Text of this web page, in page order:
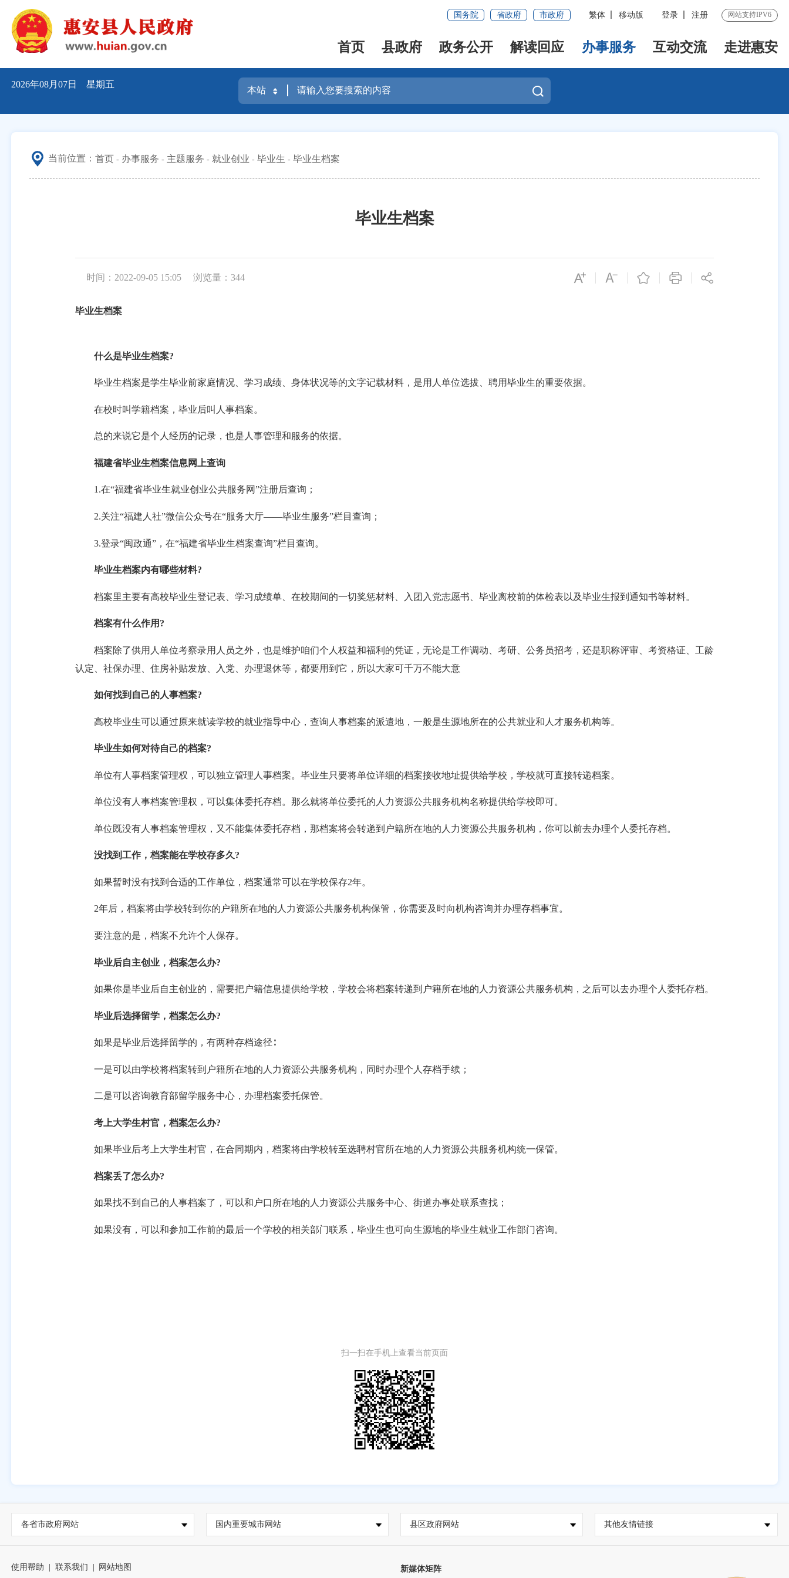
国务院 省政府 市政府 繁体 移动版 登录 注册 网站支持IPV6
首页 县政府 政务公开 解读回应 办事服务 互动交流 走进惠安
2026年08月07日 星期五
当前位置： 首页 办事服务 主题服务 就业创业 毕业生 毕业生档案
毕业生档案
时间：2022-09-05 15:05 浏览量： 344
毕业生档案
什么是毕业生档案?
毕业生档案是学生毕业前家庭情况、学习成绩、身体状况等的文字记载材料，是用人单位选拔、聘用毕业生的重要依据。
在校时叫学籍档案，毕业后叫人事档案。
总的来说它是个人经历的记录，也是人事管理和服务的依据。
福建省毕业生档案信息网上查询
1.在“福建省毕业生就业创业公共服务网”注册后查询；
2.关注“福建人社”微信公众号在“服务大厅——毕业生服务”栏目查询；
3.登录“闽政通”，在“福建省毕业生档案查询”栏目查询。
毕业生档案内有哪些材料?
档案里主要有高校毕业生登记表、学习成绩单、在校期间的一切奖惩材料、入团入党志愿书、毕业离校前的体检表以及毕业生报到通知书等材料。
档案有什么作用 ?
档案除了供用人单位考察录用人员之外，也是维护咱们个人权益和福利的凭证，无论是工作调动、考研、公务员招考，还是职称评审、考资格证、工龄
认定、社保办理、住房补贴发放、入党、办理退休等，都要用到它，所以大家可千万不能大意
如何找到自己的人事档案?
高校毕业生可以通过原来就读学校的就业指导中心，查询人事档案的派遣地，一般是生源地所在的公共就业和人才服务机构等。
毕业生如何对待自己的档案?
单位有人事档案管理权，可以独立管理人事档案。毕业生只要将单位详细的档案接收地址提供给学校，学校就可直接转递档案。
单位没有人事档案管理权，可以集体委托存档。那么就将单位委托的人力资源公共服务机构名称提供给学校即可。
单位既没有人事档案管理权，又不能集体委托存档，那档案将会转递到户籍所在地的人力资源公共服务机构，你可以前去办理个人委托存档。
没找到工作，档案能在学校存多久?
如果暂时没有找到合适的工作单位，档案通常可以在学校保存2年。
2年后，档案将由学校转到你的户籍所在地的人力资源公共服务机构保管，你需要及时向机构咨询并办理存档事宜。
要注意的是，档案不允许个人保存。
毕业后自主创业，档案怎么办?
如果你是毕业后自主创业的，需要把户籍信息提供给学校，学校会将档案转递到户籍所在地的人力资源公共服务机构，之后可以去办理个人委托存档。
毕业后选择留学，档案怎么办?
如果是毕业后选择留学的，有两种存档途径∶
一是可以由学校将档案转到户籍所在地的人力资源公共服务机构，同时办理个人存档手续；
二是可以咨询教育部留学服务中心，办理档案委托保管。
考上大学生村官，档案怎么办?
如果毕业后考上大学生村官，在合同期内，档案将由学校转至选聘村官所在地的人力资源公共服务机构统一保管。
档案丢了怎么办?
如果找不到自己的人事档案了，可以和户口所在地的人力资源公共服务中心、街道办事处联系查找；
如果没有，可以和参加工作前的最后一个学校的相关部门联系，毕业生也可向生源地的毕业生就业工作部门咨询。
扫一扫在手机上查看当前页面
各省市政府网站 国内重要城市网站 县区政府网站 其他友情链接
使用帮助 联系我们 网站地图 新媒体矩阵